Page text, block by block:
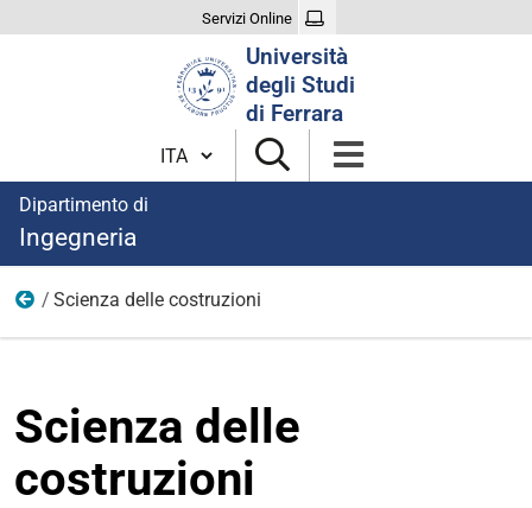
Servizi Online
Università
degli Studi
di Ferrara
Cambia lingua
Dipartimento di
Ingegneria
Area Industriale
Scienza delle costruzioni
Scienza delle
costruzioni